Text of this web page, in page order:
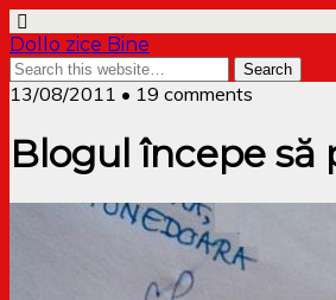
Dollo zice Bine
13/08/2011 • 19 comments
Blogul începe să